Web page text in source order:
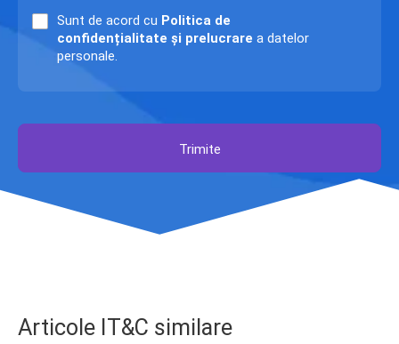
Sunt de acord cu Politica de
confidențialitate și prelucrare a datelor
personale.
Trimite
Articole IT&C similare